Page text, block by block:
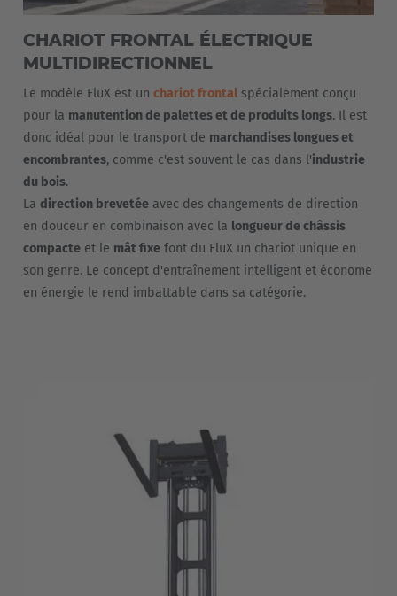
CHARIOT FRONTAL ÉLECTRIQUE
MULTIDIRECTIONNEL
Le modèle FluX est un chariot frontal spécialement conçu
pour la manutention de palettes et de produits longs. Il est
donc idéal pour le transport de marchandises longues et
encombrantes, comme c'est souvent le cas dans l'industrie
du bois.
La direction brevetée avec des changements de direction
en douceur en combinaison avec la longueur de châssis
compacte et le mât fixe font du FluX un chariot unique en
son genre. Le concept d'entraînement intelligent et économe
en énergie le rend imbattable dans sa catégorie.